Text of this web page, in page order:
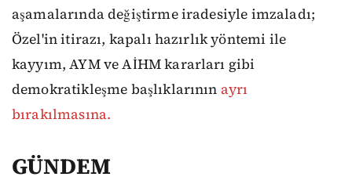
aşamalarında değiştirme iradesiyle imzaladı;
Özel'in itirazı, kapalı hazırlık yöntemi ile
kayyım, AYM ve AİHM kararları gibi
demokratikleşme başlıklarının ayrı
bırakılmasına.
GÜNDEM